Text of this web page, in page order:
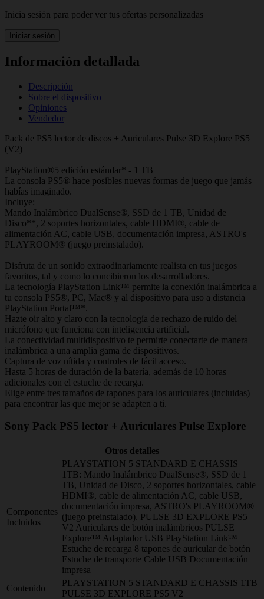
Inicia sesión para poder ver tus ofertas personalizadas
Iniciar sesión
Información detallada
Descripción
Sobre el dispositivo
Opiniones
Vendedor
Pack de PS5 lector de discos + Auriculares Pulse 3D Explore PS5
(V2)
PlayStation®5 edición estándar* - 1 TB
La consola PS5® hace posibles nuevas formas de juego que jamás
habías imaginado.
Incluye:
Mando Inalámbrico DualSense®, SSD de 1 TB, Unidad de
Disco**, 2 soportes horizontales, cable HDMI®, cable de
alimentación AC, cable USB, documentación impresa, ASTRO's
PLAYROOM® (juego preinstalado).
Disfruta de un sonido extraodinariamente realista en tus juegos
favoritos, tal y como lo concibieron los desarrolladores.
La tecnología PlayStation Link™ permite la conexión inalámbrica a
tu consola PS5®, PC, Mac® y al dispositivo para uso a distancia
PlayStation Portal™*.
Hazte oir alto y claro con la tecnología de rechazo de ruido del
micrófono que funciona con inteligencia artificial.
La conectividad multidispositivo te permirte conectarte de manera
inalámbrica a una amplia gama de dispositivos.
Captura de voz nítida y controles de fácil acceso.
Hasta 5 horas de duración de la batería, además de 10 horas
adicionales con el estuche de recarga.
Elige entre tres tamaños de tapones para los auriculares (incluidas)
para encontrar las que mejor se adapten a ti.
Sony Pack PS5 lector + Auriculares Pulse Explore
Otros detalles
Componentes
Incluidos
PLAYSTATION 5 STANDARD E CHASSIS
1TB: Mando Inalámbrico DualSense®, SSD de 1
TB, Unidad de Disco, 2 soportes horizontales, cable
HDMI®, cable de alimentación AC, cable USB,
documentación impresa, ASTRO's PLAYROOM®
(juego preinstalado). PULSE 3D EXPLORE PS5
V2 Auriculares de botón inalámbricos PULSE
Explore™ Adaptador USB PlayStation Link™
Estuche de recarga 8 tapones de auricular de botón
Estuche de transporte Cable USB Documentación
impresa
Contenido
PLAYSTATION 5 STANDARD E CHASSIS 1TB
PULSE 3D EXPLORE PS5 V2